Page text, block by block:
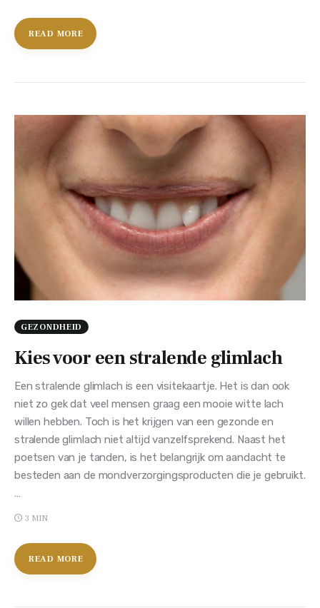
READ MORE
GEZONDHEID
Kies voor een stralende glimlach
Een stralende glimlach is een visitekaartje. Het is dan ook
niet zo gek dat veel mensen graag een mooie witte lach
willen hebben. Toch is het krijgen van een gezonde en
stralende glimlach niet altijd vanzelfsprekend. Naast het
poetsen van je tanden, is het belangrijk om aandacht te
besteden aan de mondverzorgingsproducten die je gebruikt.
…
3 MIN
READ MORE